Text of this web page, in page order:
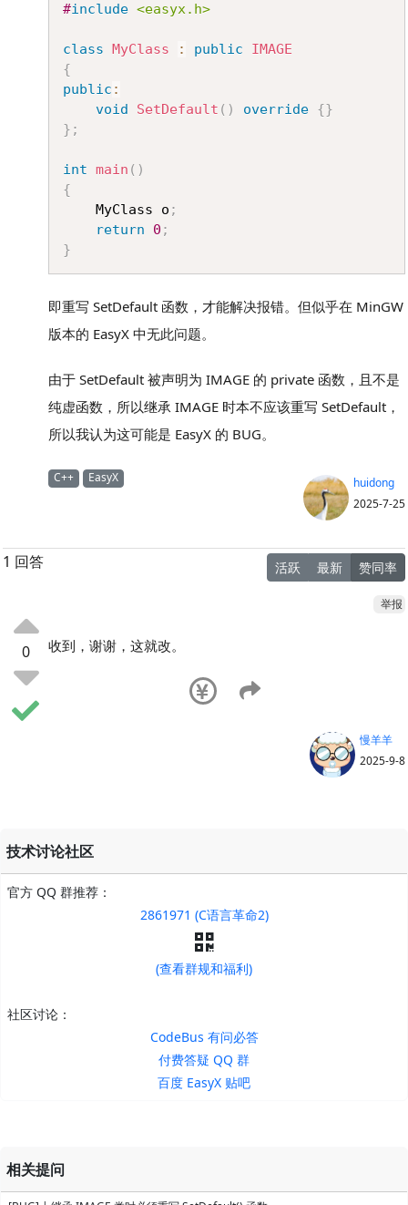
#include <easyx.h>
class MyClass : public
IMAGE
{
public :
void
SetDefault ( ) override {}
} ;
int main ( )
{
	MyClass o
;
return
0 ;
}
即重写 SetDefault 函数，才能解决报错。但似乎在 MinGW
版本的 EasyX 中无此问题。
由于 SetDefault 被声明为 IMAGE 的 private 函数，且不是
纯虚函数，所以继承 IMAGE 时本不应该重写 SetDefault，
所以我认为这可能是 EasyX 的 BUG。
C++ EasyX
huidong
2025-7-25
1 回答 活跃 最新 赞同率
举报
0 收到，谢谢，这就改。
慢羊羊
2025-9-8
技术讨论社区
官方 QQ 群推荐：
2861971 (C语言革命2)
(查看群规和福利)
社区讨论：
CodeBus 有问必答
付费答疑 QQ 群
百度 EasyX 贴吧
相关提问